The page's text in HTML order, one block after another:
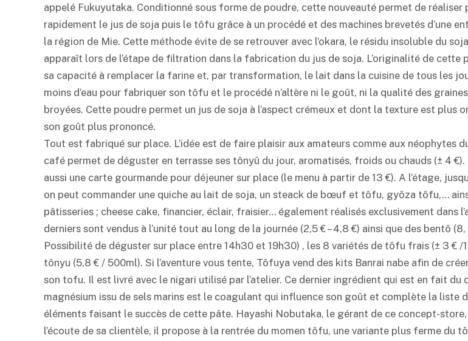
appelé Fukuyutaka. Conditionné sous forme de poudre, cette nouveauté permet de réaliser
rapidement le jus de soja puis le tôfu grâce à un procédé et des machines brevetés d’une
la région de Mie. Cette méthode évite de se retrouver avec l’okara, le résidu insoluble du
apparaît lors de l’étape de filtration dans la fabrication du jus de soja. L’originalité de cette
sa capacité à remplacer la farine et, par transformation, le lait dans la cuisine de tous les
moins d’eau pour fabriquer son tôfu et le procédé n’altère ni le goût, ni la qualité des
broyées. Cette poudre permet un jus de soja à l’aspect crémeux et dont la texture est plus
son goût plus prononcé.
Tout est fabriqué sur place. L’idée est de faire plaisir aux amateurs comme aux néophytes
café permet de déguster en terrasse ses tônyû du jour, aromatisés, froids ou chauds (± 4
aussi une carte gourmande pour déjeuner sur place (le menu à partir de 13 €). A l’étage,
on peut commander une quiche au lait de soja, un steack de bœuf et tôfu, gyôza tôfu,…
pâtisseries ; cheese cake, financier, éclair, fraisier… également réalisés exclusivement dans
derniers sont vendus à l’unité tout au long de la journée (2,5 € – 4,8 €) ainsi que des bentô (8,
Possibilité de déguster sur place entre 14h30 et 19h30) , les 8 variétés de tôfu frais (± 3 € /
tônyu (5,8 € / 500ml). Si l’aventure vous tente, Tôfuya vend des kits Banrai nabe afin de
son tofu. Il est livré avec le nigari utilisé par l’atelier. Ce dernier ingrédient qui est en fait du
magnésium issu de sels marins est le coagulant qui influence son goût et complète la liste
éléments faisant le succès de cette pâte. Hayashi Nobutaka, le gérant de ce concept-store,
l’écoute de sa clientèle, il propose à la rentrée du momen tôfu, une variante plus ferme du